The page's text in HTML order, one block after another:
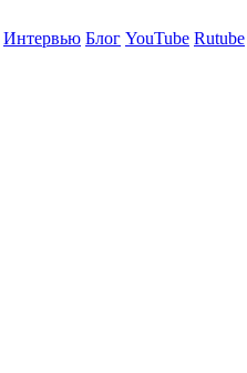
Интервью Блог YouTube Rutube